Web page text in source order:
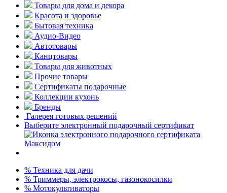
Товары для дома и декора
Красота и здоровье
Бытовая техника
Аудио-Видео
Автотовары
Канцтовары
Товары для животных
Прочие товары
Сертификаты подарочные
Коллекции кухонь
Бренды
Галерея готовых решений
Выберите электронный подарочный сертификат
% Техника для дачи
% Триммеры, электрокосы, газонокосилки
% Мотокультиваторы